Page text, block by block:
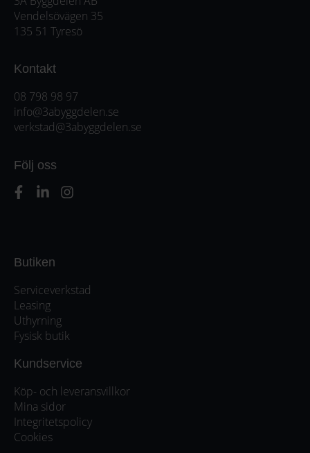
Vendelsövägen 35
135 51 Tyresö
Kontakt
08 798 98 97
info@3abyggdelen.se
verkstad@3abyggdelen.se
Följ oss
Butiken
Serviceverkstad
Leasing
Uthyrning
Fysisk butik
Kundservice
Köp- och leveransvillkor
Mina sidor
Integritetspolicy
Cookies